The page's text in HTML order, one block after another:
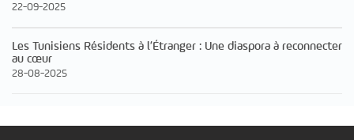
22-09-2025
Les Tunisiens Résidents à l’Étranger : Une diaspora à reconnecter
au cœur
28-08-2025